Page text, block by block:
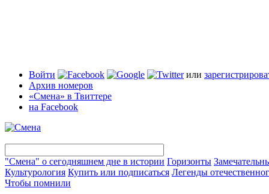
Войти или
Архив номеров
«Смена» в Твиттере
на Facebook
"Смена" о сегодняшнем дне в истории Горизонты
Культурология Купить или подписаться Легенды
Чтобы помнили